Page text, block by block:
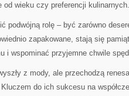
od wieku czy preferencji kulinarnych.
podwójną rolę – być zarówno
zapakowane, stają się
i wspominać przyjemne chwile
z mody, ale przechodzą
do ich sukcesu na